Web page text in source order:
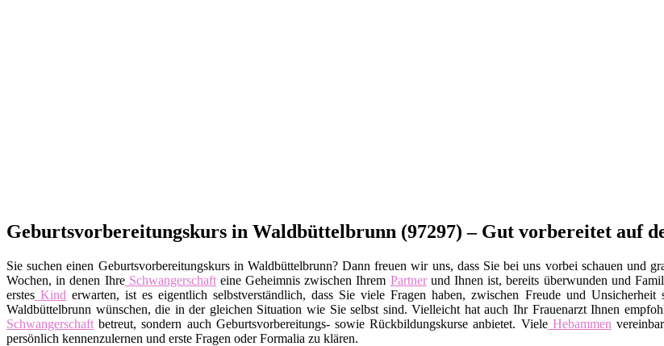
Geburtsvorbereitungskurs in Waldbüttelbrunn (97297) – Gut vorbereitet auf
Sie suchen einen Geburtsvorbereitungskurs in Waldbüttelbrunn? Dann freuen wir uns, dass Sie bei uns vorbei schauen und
Wochen, in denen IhreSchwangerschafteine Geheimnis zwischen Ihrem Partnerund Ihnen ist, bereits überwunden und
erstes Kind erwarten, ist es eigentlich selbstverständlich, dass Sie viele Fragen haben, zwischen Freude und
Waldbüttelbrunn wünschen, die in der gleichen Situation wie Sie selbst sind. Vielleicht hat auch Ihr Frauenarzt Ihnen
Schwangerschaft betreut, sondern auch Geburtsvorbereitungs- sowie Rückbildungskurse anbietet. VieleHebammen
persönlich kennenzulernen und erste Fragen oder Formalia zu klären.